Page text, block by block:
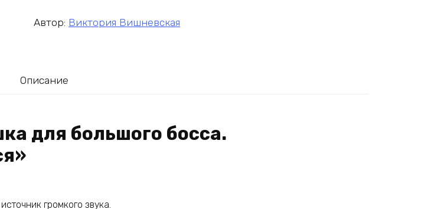
Автор: Виктория Вишневская
Описание
для большого босса.
громкого звука.